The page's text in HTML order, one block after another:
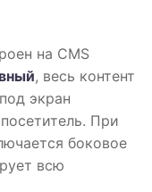
на CMS
, весь контент
экран
При
боковое
всю